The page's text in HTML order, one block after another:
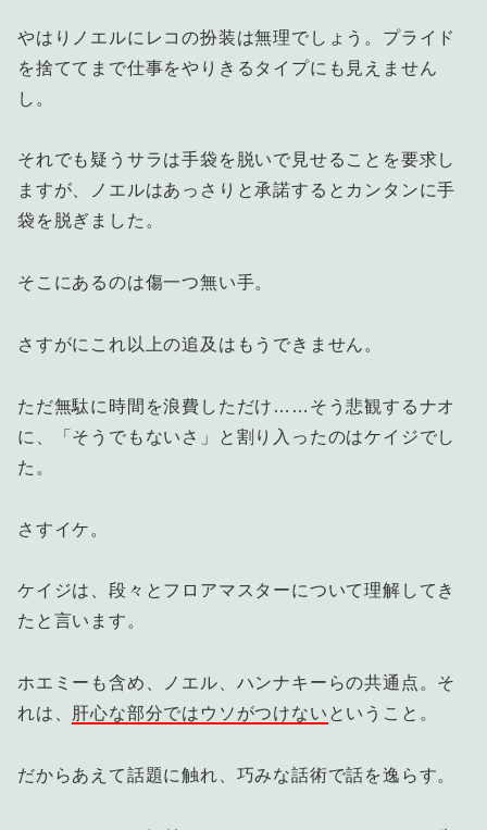
やはりノエルにレコの扮装は無理でしょう。プライド
を捨ててまで仕事をやりきるタイプにも見えません
し。
それでも疑うサラは手袋を脱いで見せることを要求し
ますが、ノエルはあっさりと承諾するとカンタンに手
袋を脱ぎました。
そこにあるのは傷一つ無い手。
さすがにこれ以上の追及はもうできません。
ただ無駄に時間を浪費しただけ……そう悲観するナオ
に、「そうでもないさ」と割り入ったのはケイジでし
た。
さすイケ。
ケイジは、段々とフロアマスターについて理解してき
たと言います。
ホエミーも含め、ノエル、ハンナキーらの共通点。そ
れは、
肝心な部分ではウソがつけない ということ。
だからあえて話題に触れ、巧みな話術で話を逸らす。